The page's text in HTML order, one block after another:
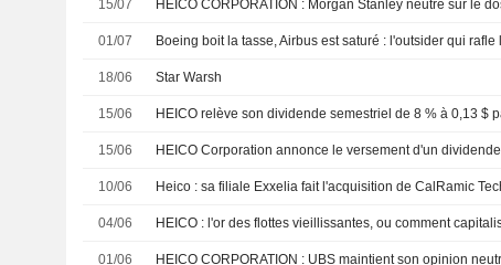
15/07 HEICO CORPORATION : Morgan Stanley neutre sur le
01/07 Boeing boit la tasse, Airbus est saturé : l'outsider qui rafle
18/06 Star Warsh
15/06
15/06
10/06 Heico : sa filiale Exxelia fait l'acquisition de CalRamic
04/06
01/06 HEICO CORPORATION : UBS maintient son opinion